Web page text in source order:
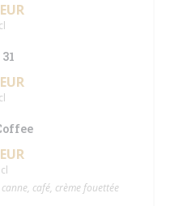
café, crème fouettée